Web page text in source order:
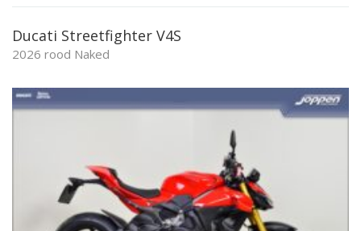
Garantie:
twee jaar
Ducati Streetfighter V4S
2026 rood Naked